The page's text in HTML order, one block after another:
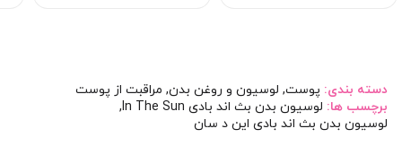
دسته بندی: پوست, لوسیون و روغن بدن, مراقبت از پوست
برچسب ها: لوسیون بدن بث اند بادی In The Sun
,
لوسیون بدن بث اند بادی این د سان